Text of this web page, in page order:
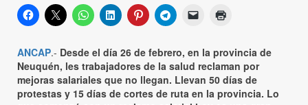
ANCAP.- Desde el día 26 de febrero, en la provincia de
Neuquén, les trabajadores de la salud reclaman por
mejoras salariales que no llegan. Llevan 50 días de
protestas y 15 días de cortes de ruta en la provincia. Lo